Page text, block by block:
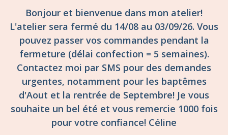
Bonjour et bienvenue dans mon atelier!
L'atelier sera fermé du 14/08 au 03/09/26. Vous
pouvez passer vos commandes pendant la
fermeture (délai confection = 5 semaines).
Contactez moi par SMS pour des demandes
urgentes, notamment pour les baptêmes
d'Aout et la rentrée de Septembre! Je vous
souhaite un bel été et vous remercie 1000 fois
pour votre confiance! Céline